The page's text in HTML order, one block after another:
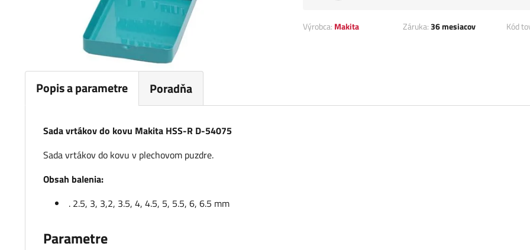
Výrobca: Makita Záruka:36 mesiacov Kód
Popis a parametre Poradňa
Sada vrtákov do kovu Makita HSS-R D-54075
Sada vrtákov do kovu v plechovom puzdre.
Obsah balenia:
. 2.5, 3, 3,2, 3.5, 4, 4.5, 5, 5.5, 6, 6.5 mm
Parametre